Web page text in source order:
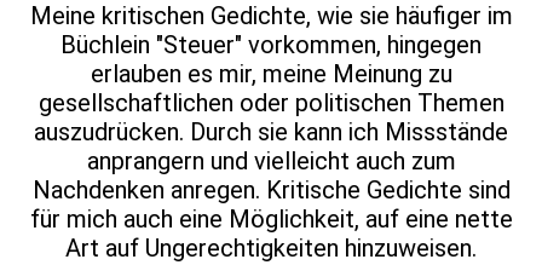
Meine kritischen Gedichte, wie sie häufiger im
Büchlein "Steuer" vorkommen, hingegen
erlauben es mir, meine Meinung zu
gesellschaftlichen oder politischen Themen
auszudrücken. Durch sie kann ich Missstände
anprangern und vielleicht auch zum
Nachdenken anregen. Kritische Gedichte sind
für mich auch eine Möglichkeit, auf eine nette
Art auf Ungerechtigkeiten hinzuweisen.